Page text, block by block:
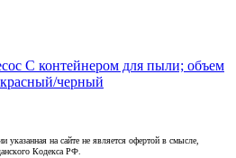
C контейнером для пыли; объем
черный
указанная на сайте не является офертой в смысле,
Кодекса РФ.